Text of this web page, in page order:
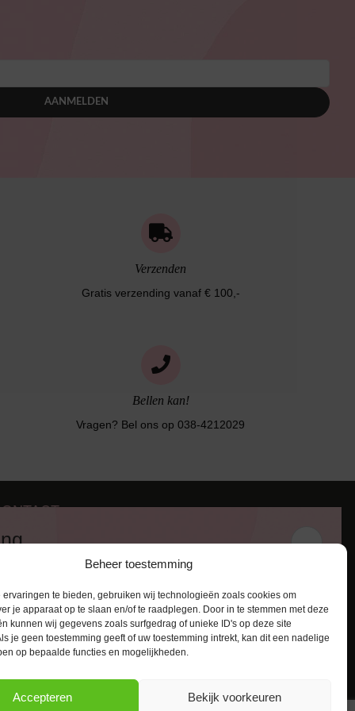
Beheer toestemming
ervaringen te bieden, gebruiken wij technologieën zoals cookies om
je apparaat op te slaan en/of te raadplegen. Door in te stemmen met deze
kunnen wij gegevens zoals surfgedrag of unieke ID's op deze site
je geen toestemming geeft of uw toestemming intrekt, kan dit een nadelige
op bepaalde functies en mogelijkheden.
Accepteren Bekijk voorkeuren
AANMELDEN
Verzenden
Gratis verzending vanaf € 100,-
Bellen kan!
Vragen? Bel ons op 038-4212029
RL Zwolle
info@lingerie-badmode.nl